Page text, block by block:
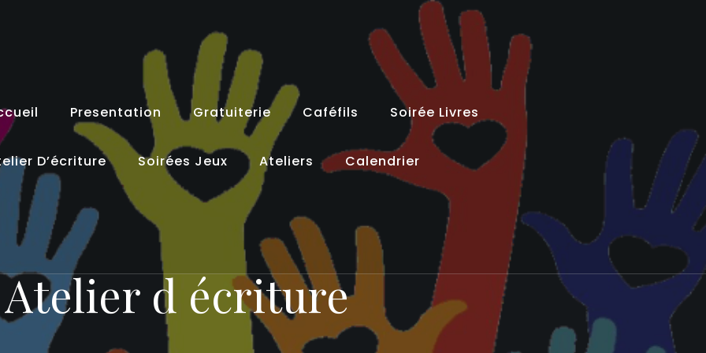
Presentation Gratuiterie Caféfils Soirée Livres
D’écriture Soirées Jeux Ateliers Calendrier
Atelier d écriture